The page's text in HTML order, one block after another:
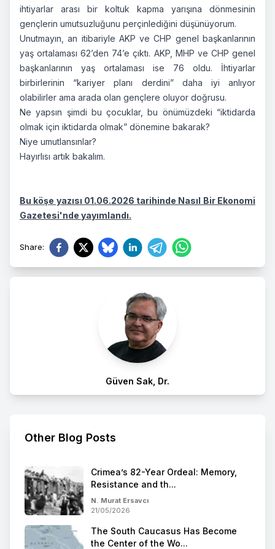
Güven Sak, Dr.
Other Blog Posts
Crimea’s 82-Year Ordeal: Memory,
Resistance and th...
N. Murat Ersavcı
21/05/2026
The South Caucasus Has Become
the Center of the Wo...
ihtiyarlar arası bir koltuk kapma yarışına dönmesinin
gençlerin umutsuzluğunu perçinlediğini düşünüyorum.
Unutmayın, an itibariyle AKP ve CHP genel başkanlarının
yaş ortalaması 62’den 74’e çıktı. AKP, MHP ve CHP genel
başkanlarının yaş ortalaması ise 76 oldu. İhtiyarlar
birbirlerinin “kariyer planı derdini” daha iyi anlıyor
olabilirler ama arada olan gençlere oluyor doğrusu.
Ne yapsın şimdi bu çocuklar, bu önümüzdeki “iktidarda
olmak için iktidarda olmak” dönemine bakarak?
Niye umutlansınlar?
Hayırlısı artık bakalım.
Bu köşe yazısı 01.06.2026 tarihinde Nasıl Bir Ekonomi
Gazetesi'nde yayımlandı.
Share: